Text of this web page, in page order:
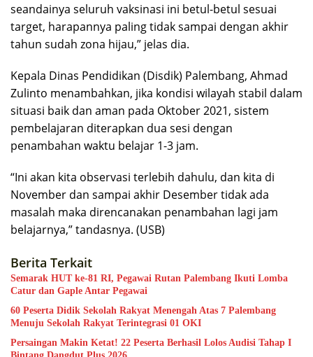
seandainya seluruh vaksinasi ini betul-betul sesuai
target, harapannya paling tidak sampai dengan akhir
tahun sudah zona hijau,” jelas dia.
Kepala Dinas Pendidikan (Disdik) Palembang, Ahmad
Zulinto menambahkan, jika kondisi wilayah stabil dalam
situasi baik dan aman pada Oktober 2021, sistem
pembelajaran diterapkan dua sesi dengan
penambahan waktu belajar 1-3 jam.
“Ini akan kita observasi terlebih dahulu, dan kita di
November dan sampai akhir Desember tidak ada
masalah maka direncanakan penambahan lagi jam
belajarnya,” tandasnya. (USB)
Berita Terkait
Semarak HUT ke-81 RI, Pegawai Rutan Palembang Ikuti Lomba
Catur dan Gaple Antar Pegawai
60 Peserta Didik Sekolah Rakyat Menengah Atas 7 Palembang
Menuju Sekolah Rakyat Terintegrasi 01 OKI
Persaingan Makin Ketat! 22 Peserta Berhasil Lolos Audisi Tahap I